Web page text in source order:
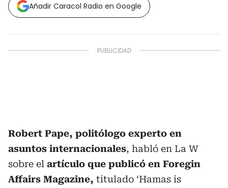
Añadir Caracol Radio en Google
Robert Pape, politólogo experto en
asuntos internacionales, habló en La W
sobre el artículo que publicó en Foregin
Affairs Magazine, titulado ‘Hamas is